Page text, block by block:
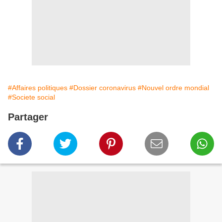
#Affaires politiques #Dossier coronavirus #Nouvel ordre mondial
#Societe social
Partager